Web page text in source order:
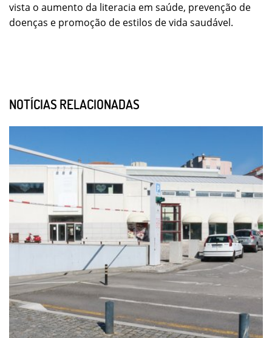
vista o aumento da literacia em saúde, prevenção de
doenças e promoção de estilos de vida saudável.
NOTÍCIAS RELACIONADAS